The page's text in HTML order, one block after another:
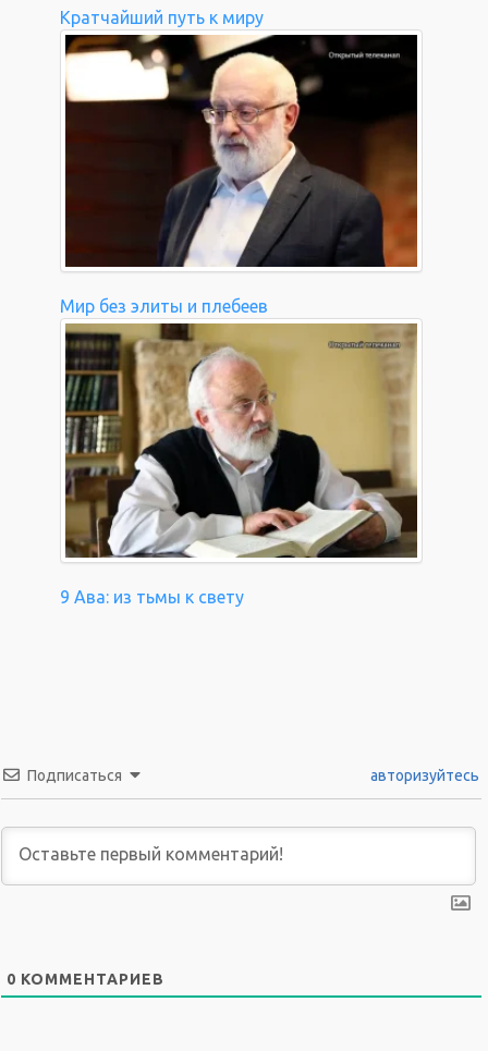
Кратчайший путь к миру
Мир без элиты и плебеев
9 Ава: из тьмы к свету
Подписаться авторизуйтесь
0 КОММЕНТАРИЕВ